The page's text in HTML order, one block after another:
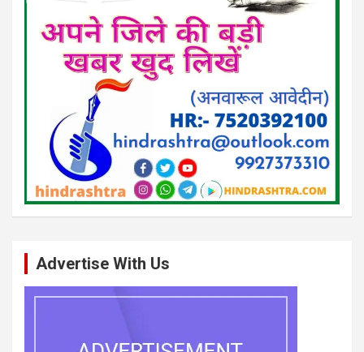
Advertise With Us